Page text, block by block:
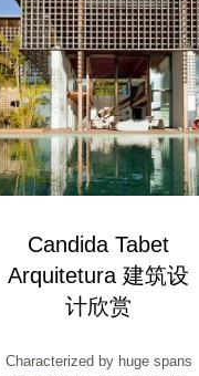
Candida Tabet
Arquitetura 建筑设
计欣赏
Characterized by huge spans